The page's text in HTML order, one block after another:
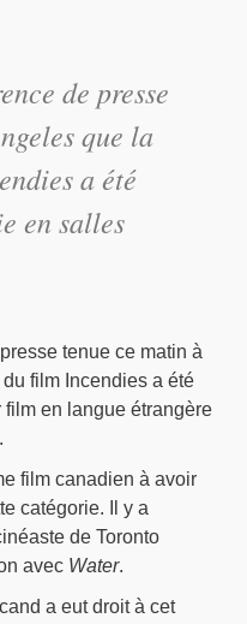
de presse
que la
a été
en salles
tenue ce matin à
film Incendies a été
film en langue étrangère
film canadien à avoir
catégorie. Il y a
de Toronto
avec Water.
a eut droit à cet